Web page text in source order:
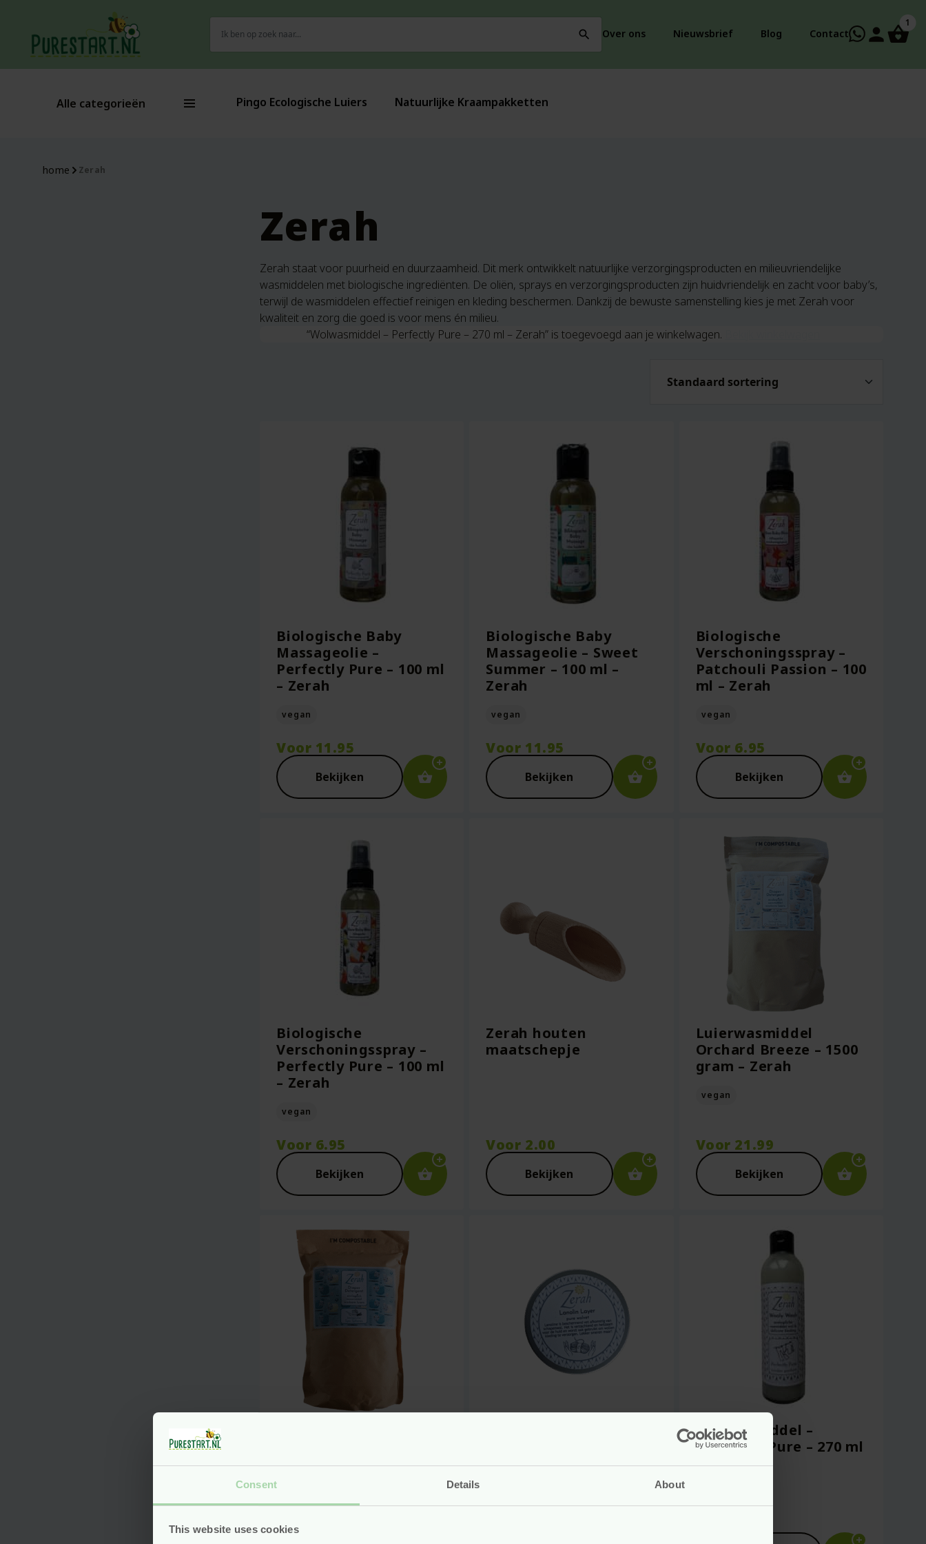
Consent Details About
This website uses cookies
naar:
search Over ons Nieuwsbrief Blog Contact person
1
Alle categorieën Pingo Ecologische Luiers Natuurlijke Kraampakketten
home Zerah
Zerah
Zerah staat voor puurheid en duurzaamheid. Dit merk ontwikkelt natuurlijke verzorgingsproducten en milieuvriendelijke
wasmiddelen met biologische ingrediënten. De oliën, sprays en verzorgingsproducten zijn huidvriendelijk en zacht voor baby’s,
terwijl de wasmiddelen effectief reinigen en kleding beschermen. Dankzij de bewuste samenstelling kies je met Zerah voor
kwaliteit en zorg die goed is voor mens én milieu.
“Wolwasmiddel – Perfectly Pure – 270 ml – Zerah” is toegevoegd aan je winkelwagen.
Biologische Baby
Massageolie –
Perfectly Pure – 100 ml
– Zerah
vegan
Voor 11.95
Bekijken
Biologische Baby
Massageolie – Sweet
Summer – 100 ml –
Zerah
vegan
Voor 11.95
Bekijken
Biologische
Verschoningsspray –
Patchouli Passion – 100
ml – Zerah
vegan
Voor 6.95
Bekijken
Biologische
Verschoningsspray –
Perfectly Pure – 100 ml
– Zerah
vegan
Voor 6.95
Bekijken
Zerah houten
maatschepje
Voor 2.00
Bekijken
Luierwasmiddel
Orchard Breeze – 1500
gram – Zerah
vegan
Voor 21.99
Bekijken
Zerah
Voor
Wolwasmiddel –
Perfectly Pure – 270 ml
– Zerah